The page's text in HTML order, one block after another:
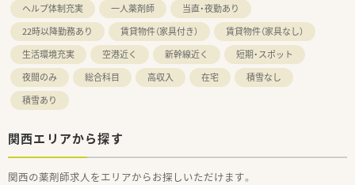
ヘルプ体制充実
一人薬剤師
当直・夜勤あり
22時以降勤務あり
賃貸物件（家具付き）
賃貸物件（家具なし）
生活環境充実
空港近く 新幹線近く
短期・スポット
夜間のみ
総合科目 高収入 在宅
積雪なし
積雪あり
関西エリアから探す
関西の薬剤師求人をエリアからお探しいただけます。